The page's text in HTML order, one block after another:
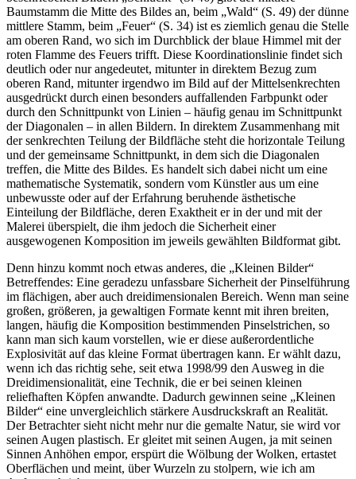
Baumstamm die Mitte des Bildes an, beim „Wald“ (S. 49) der dünne
mittlere Stamm, beim „Feuer“ (S. 34) ist es ziemlich genau die Stelle
am oberen Rand, wo sich im Durchblick der blaue Himmel mit der
roten Flamme des Feuers trifft. Diese Koordinationslinie findet sich
deutlich oder nur angedeutet, mitunter in direktem Bezug zum
oberen Rand, mitunter irgendwo im Bild auf der Mittelsenkrechten
ausgedrückt durch einen besonders auffallenden Farbpunkt oder
durch den Schnittpunkt von Linien – häufig genau im Schnittpunkt
der Diagonalen – in allen Bildern. In direktem Zusammenhang mit
der senkrechten Teilung der Bildfläche steht die horizontale Teilung
und der gemeinsame Schnitt­punkt, in dem sich die Diagonalen
treffen, die Mitte des Bildes. Es handelt sich dabei nicht um eine
mathematische Systematik, sondern vom Künstler aus um eine
unbewusste oder auf der Erfahrung beruhende ästhetische
Einteilung der Bildfläche, deren Exaktheit er in der und mit der
Malerei überspielt, die ihm jedoch die Sicherheit einer
ausgewogenen Komposition im jeweils gewählten Bildformat gibt.
Denn hinzu kommt noch etwas anderes, die „Kleinen Bilder“
Betreffendes: Eine geradezu unfassbare Sicherheit der Pinselführung
im flächigen, aber auch dreidimensionalen Bereich. Wenn man seine
großen, größeren, ja gewaltigen Formate kennt mit ihren breiten,
langen, häufig die Komposition bestimmenden Pinselstrichen, so
kann man sich kaum vorstellen, wie er diese außerordentliche
Explosivität auf das kleine Format übertragen kann. Er wählt dazu,
wenn ich das richtig sehe, seit etwa 1998/99 den Ausweg in die
Drei­dimensionalität, eine Technik, die er bei seinen kleinen
reliefhaften Köpfen anwandte. Dadurch gewinnen seine „Kleinen
Bilder“ eine unvergleichlich stärkere Ausdruckskraft an Realität.
Der Betrachter sieht nicht mehr nur die gemalte Natur, sie wird vor
seinen Augen plastisch. Er gleitet mit seinen Augen, ja mit seinen
Sinnen Anhöhen empor, erspürt die Wölbung der Wolken, ertastet
Oberflächen und meint, über Wurzeln zu stolpern, wie ich am